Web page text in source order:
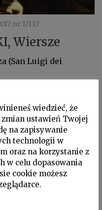
nr 1/137
Wiersze
(San Luigi dei
wiedzieć, że
zmian ustawień Twojej
na zapisywanie
technologii w
oraz na korzystanie z
w celu dopasowania
cookie możesz